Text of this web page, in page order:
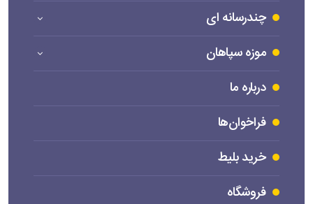
چندرسانه ای
موزه سپاهان
درباره ما
فراخوان‌ها
خرید بلیط
فروشگاه